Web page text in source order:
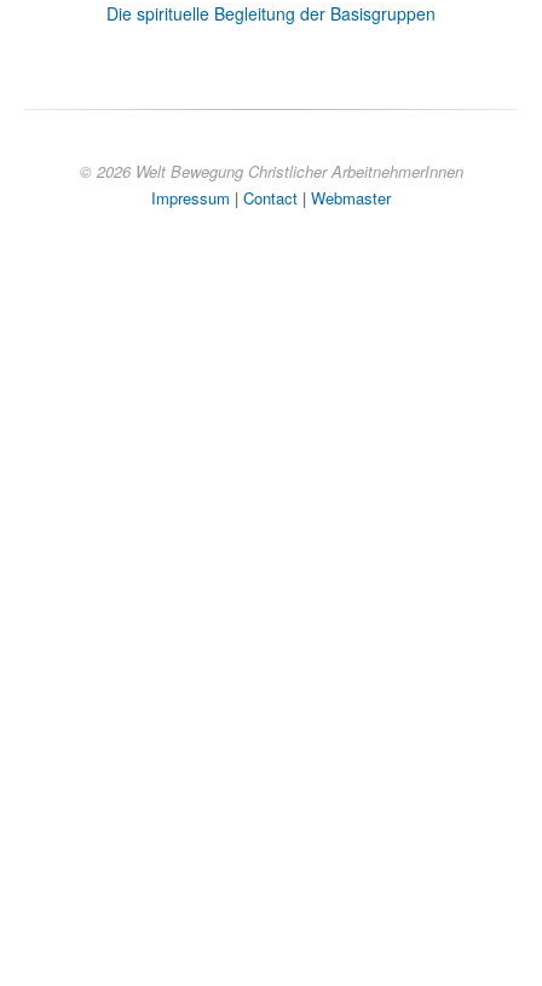
Die spirituelle Begleitung der Basisgruppen
© 2026 Welt Bewegung Christlicher ArbeitnehmerInnen
Impressum | Contact | Webmaster